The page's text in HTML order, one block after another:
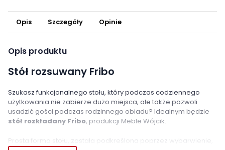
Opis Szczegóły Opinie
Opis produktu
Stół rozsuwany Fribo
Szukasz funkcjonalnego stołu, który podczas codziennego
użytkowania nie zabierze dużo miejsca, ale także pozwoli
usadzić gości podczas rodzinnego obiadu? Idealnym będzie
stół rozkładany Fribo, produkcji Meble Wójcik.
Prosta forma stołu, została podkreślona poprzez wybarwienie,